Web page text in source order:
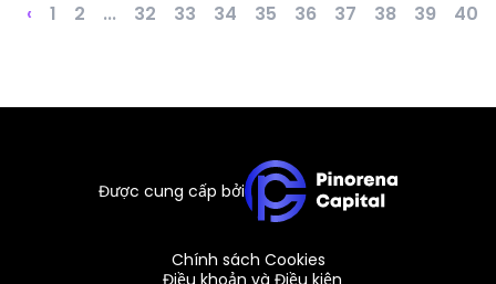
‹ 1 2 ... 32 33 34 35 36 37 38 39 40
Được cung cấp bởi
Chính sách Cookies
Điều khoản và Điều kiện